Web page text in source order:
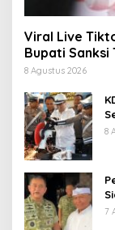
Viral Live
Bupati Sanksi
8 Agustus 2026
8
7